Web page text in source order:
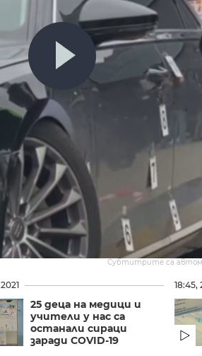
Субтитрите са
25 деца на медици и
учители у нас са
останали сираци
заради COVID-19
18:45,